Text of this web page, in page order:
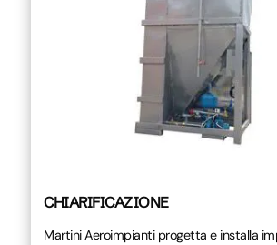
CHIARIFICAZIONE
Martini Aeroimpianti progetta e installa